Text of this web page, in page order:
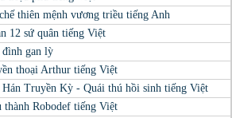
thiên mệnh vương triều tiếng Anh
12 sứ quân tiếng Việt
đình gan lỳ
thoại Arthur tiếng Việt
Truyền Kỳ - Quái thú hồi sinh tiếng Việt
thành Robodef tiếng Việt